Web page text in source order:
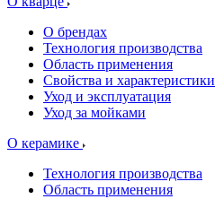
О брендах
Технология производства
Область применения
Свойства и характеристики
Уход и эксплуатация
Уход за мойками
О керамике
Технология производства
Область применения